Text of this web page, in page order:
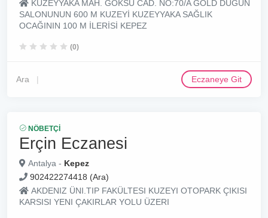
KUZEYYAKA MAH. GÖKSU CAD. NO:70/A GOLD DÜĞÜN
SALONUNUN 600 M KUZEYİ KUZEYYAKA SAĞLIK
OCAĞININ 100 M İLERİSİ KEPEZ
(0)
Ara Eczaneye Git
NÖBETÇI
Erçin Eczanesi
Antalya - Kepez
902422274418 (Ara)
AKDENIZ ÜNI.TIP FAKÜLTESI KUZEYI OTOPARK ÇIKISI
KARSISI YENI ÇAKIRLAR YOLU ÜZERI